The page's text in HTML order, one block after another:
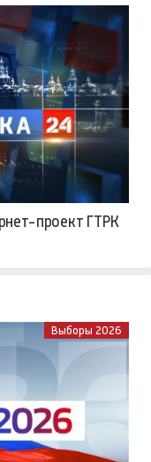
проект ГТРК
Выборы 2026